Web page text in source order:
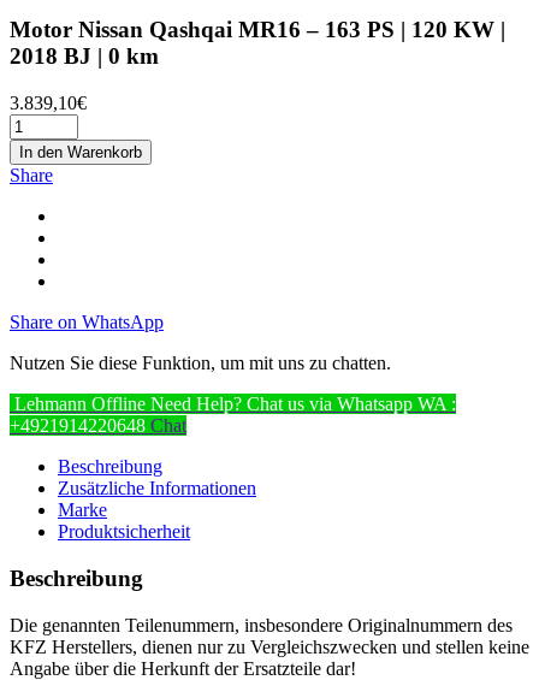
Motor Nissan Qashqai MR16 – 163 PS | 120 KW |
2018 BJ | 0 km
3.839,10€
In den Warenkorb
Share
Share on WhatsApp
Nutzen Sie diese Funktion, um mit uns zu chatten.
Lehmann Offline Need Help? Chat us via Whatsapp WA :
+4921914220648 Chat
Beschreibung
Zusätzliche Informationen
Marke
Produktsicherheit
Beschreibung
Die genannten Teilenummern, insbesondere Originalnummern des
KFZ Herstellers, dienen nur zu Vergleichszwecken und stellen keine
Angabe über die Herkunft der Ersatzteile dar!